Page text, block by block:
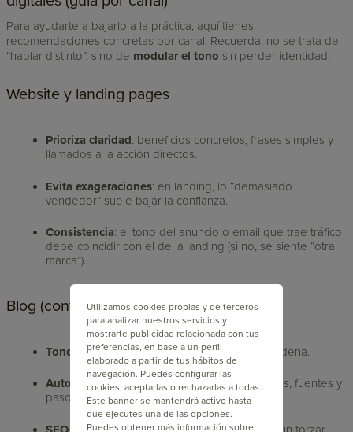
Para ayudarte a bajarlo a la práctica, aquí tienes
recomendaciones concretas por canal. Recuerda: no se trata de
“hablar distinto”, sino de modular el tono sin perder identidad.
Website y landing pages
Prioriza claridad: beneficios concretos, frases simples y
llamados a la acción directos.
Evita exageraciones: en landing, lo “demasiado
vendedor” suele bajar la confianza.
Consistencia: el tono del anuncio o email que trae tráfico
debe coincidir con el de la landing (si no, se siente “otra
marca”).
Blog (contenido educativo)
Tono didáctico y útil : explica, ejemplifica y ordena.
Autoridad sin soberbia : fundamenta con datos, fuentes y
pasos accionables.
Utilizamos cookies propias y de terceros
para analizar nuestros servicios y
mostrarte publicidad relacionada con tus
preferencias, en base a un perfil
elaborado a partir de tus hábitos de
navegación. Puedes configurar las
cookies, aceptarlas o rechazarlas a todas.
Este banner se mantendrá activo hasta
que ejecutes una de las opciones.
Puedes obtener más información sobre